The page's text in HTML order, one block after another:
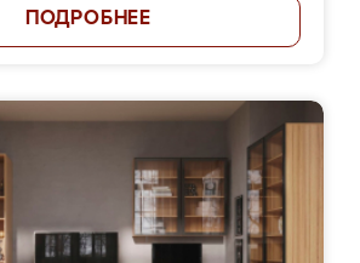
ПОДРОБНЕЕ